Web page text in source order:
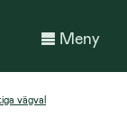
Meny
vägval